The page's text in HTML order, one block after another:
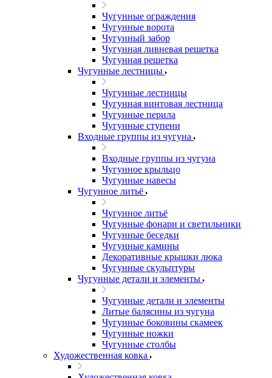
Чугунные ограждения
Чугунные ворота
Чугунный забор
Чугунная ливневая решетка
Чугунная решетка
Чугунные лестницы
Чугунные лестницы
Чугунная винтовая лестница
Чугунные перила
Чугунные ступени
Входные группы из чугуна
Входные группы из чугуна
Чугунное крыльцо
Чугунные навесы
Чугунное литьё
Чугунное литьё
Чугунные фонари и светильники
Чугунные беседки
Чугунные камины
Декоративные крышки люка
Чугунные скульптуры
Чугунные детали и элементы
Чугунные детали и элементы
Литые балясины из чугуна
Чугунные боковины скамеек
Чугунные ножки
Чугунные столбы
Художественная ковка